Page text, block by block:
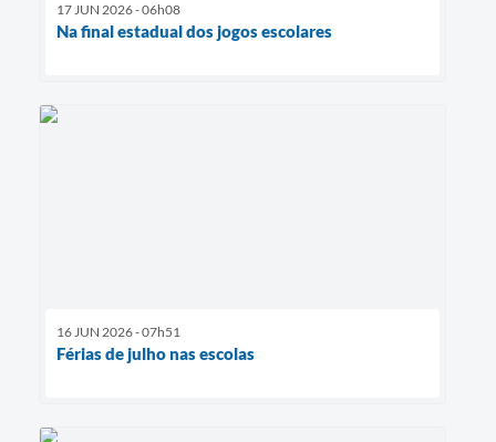
17 JUN 2026 - 06h08
Na final estadual dos jogos escolares
16 JUN 2026 - 07h51
Férias de julho nas escolas